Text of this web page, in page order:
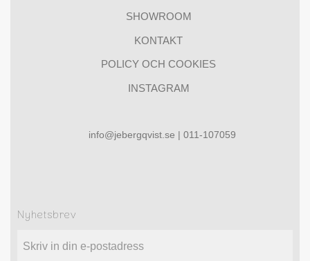
SHOWROOM
KONTAKT
POLICY OCH COOKIES
INSTAGRAM
info@jebergqvist.se | 011-107059
Nyhetsbrev